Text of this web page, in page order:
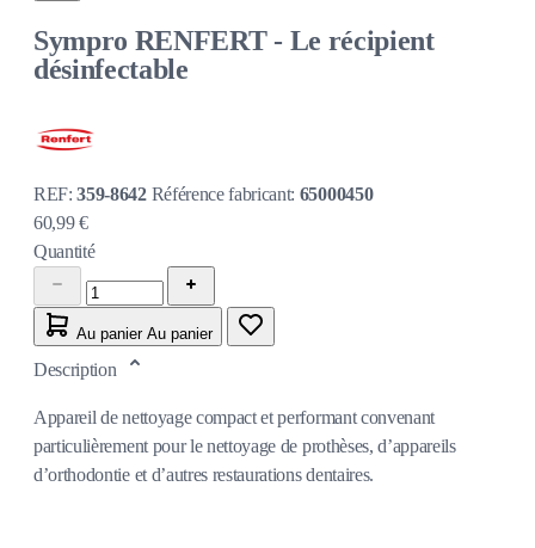
Sympro RENFERT - Le récipient
désinfectable
REF:359-8642 Référence fabricant: 65000450
60,99 €
Quantité
Au panier Au panier
Description
Appareil de nettoyage compact et performant convenant
particulièrement pour le nettoyage de prothèses, d’appareils
d’orthodontie et d’autres restaurations dentaires.